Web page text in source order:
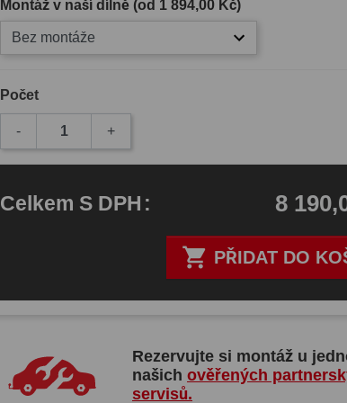
Montáž v naší dílně (od 1 894,00 Kč)
Bez montáže
Počet
- +
 PŘIDAT DO
Celkem S DPH: 8
Rezervujte si montáž u
našich ověřených
servisů.